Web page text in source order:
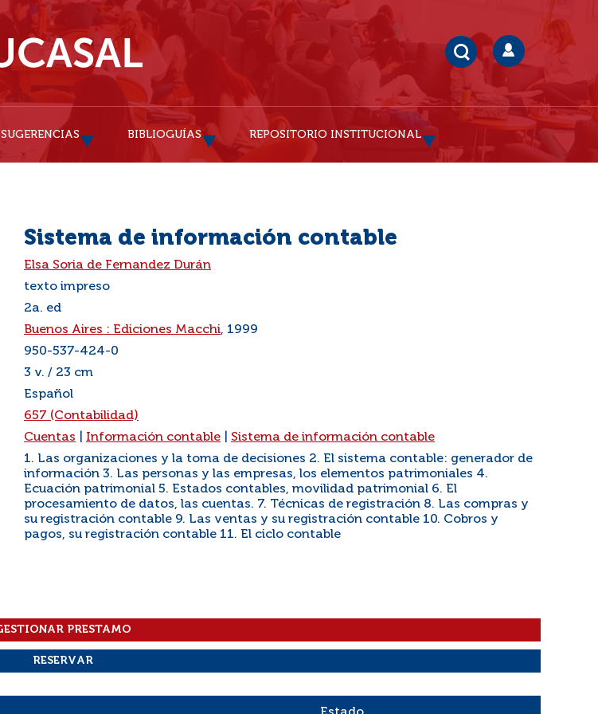
SUGERENCIAS BIBLIOGUÍAS REPOSITORIO INSTITUCIONAL
Sistema de información contable
Elsa Soria de Fernandez Durán
texto impreso
2a. ed
Buenos Aires : Ediciones Macchi, 1999
950-537-424-0
3 v. / 23 cm
Español
657 (Contabilidad)
Cuentas Información contable
Sistema de información contable
1. Las organizaciones y la toma de decisiones 2. El sistema contable: generador de
información 3. Las personas y las empresas, los elementos patrimoniales 4.
Ecuación patrimonial 5. Estados contables, movilidad patrimonial 6. El
procesamiento de datos, las cuentas. 7. Técnicas de registración 8. Las compras y
su registración contable 9. Las ventas y su registración contable 10. Cobros y
pagos, su registración contable 11. El ciclo contable